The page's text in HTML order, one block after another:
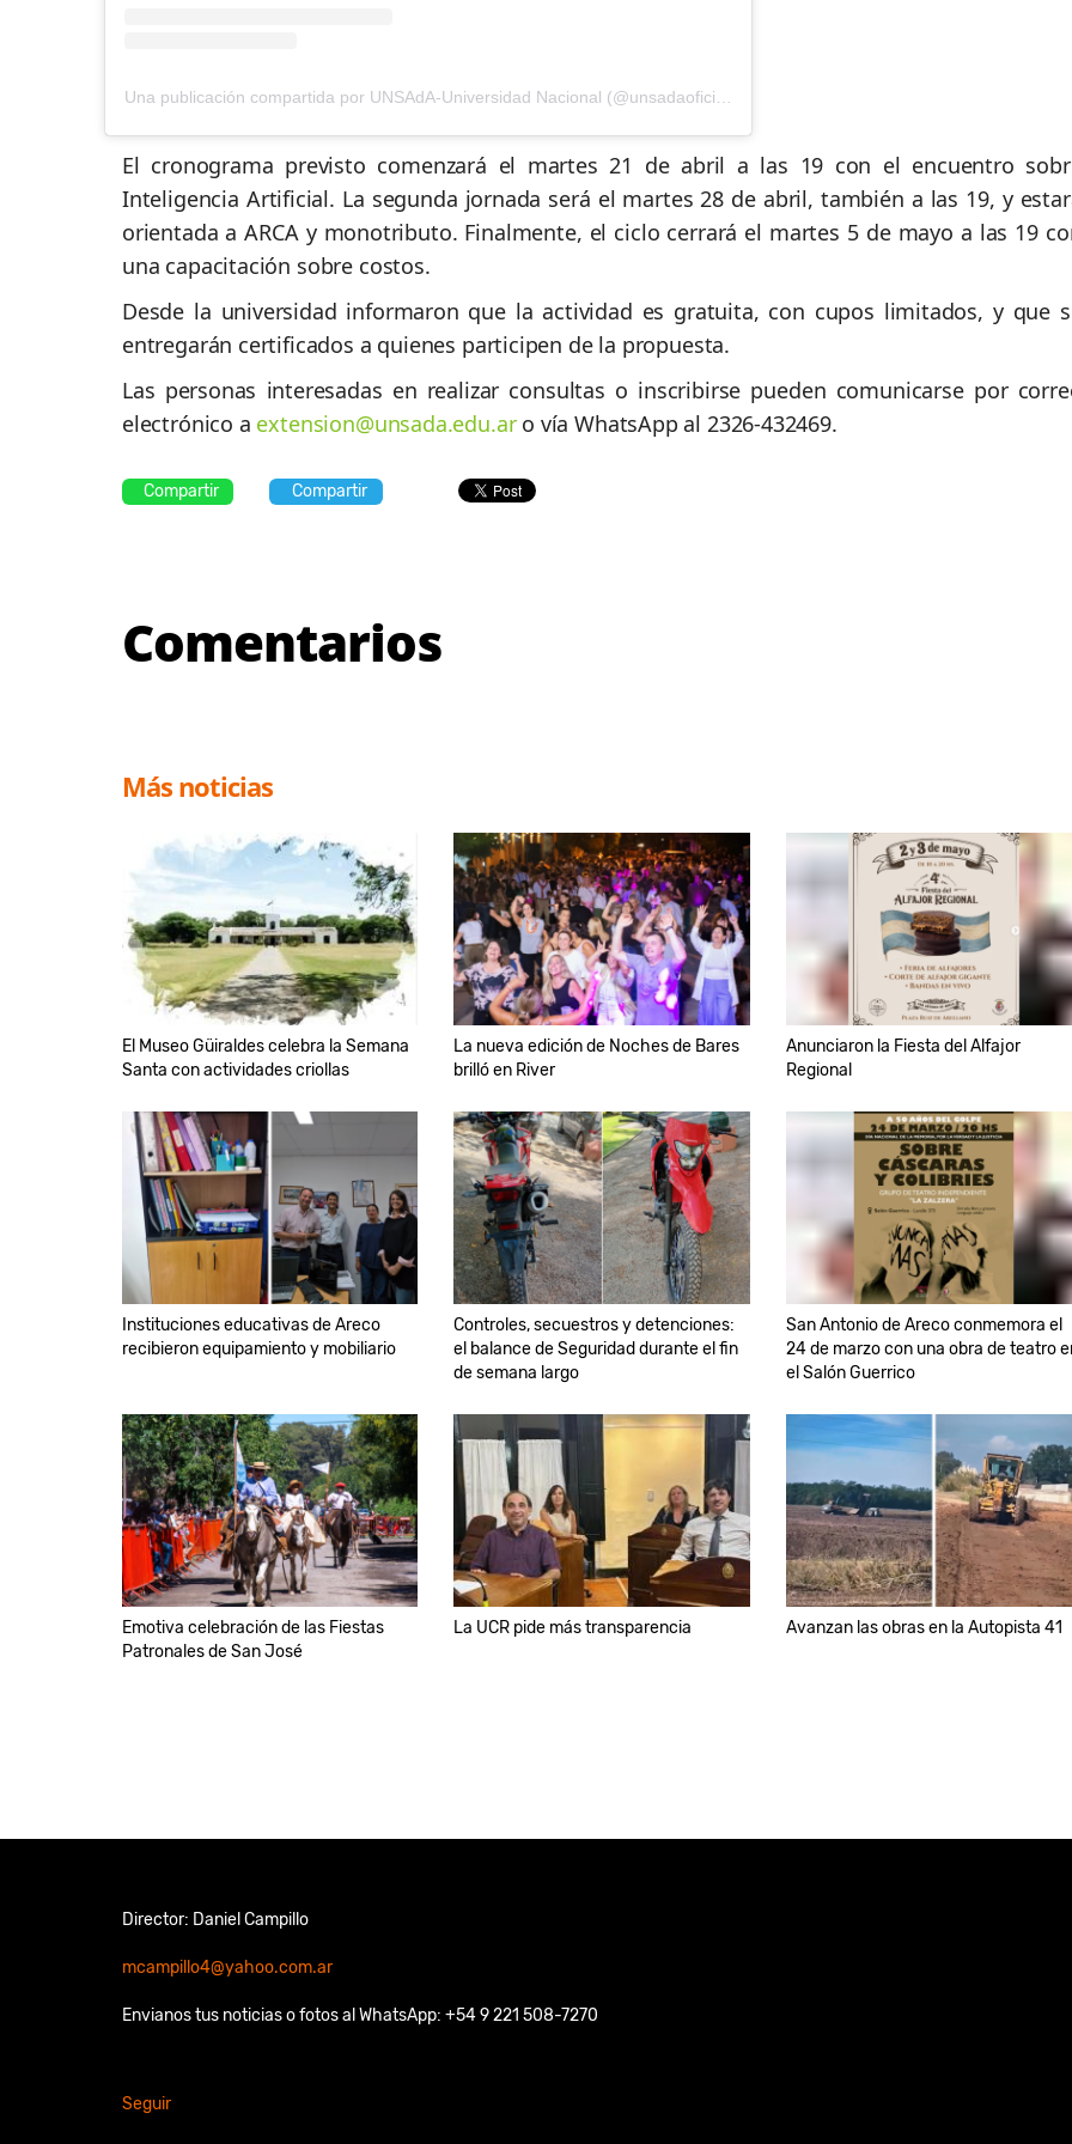
Una publicación compartida por UNSAdA-Universidad Nacional (@unsadaoficial)
El cronograma previsto comenzará el martes 21 de abril a las 19 con el encuentro
Inteligencia Artificial. La segunda jornada será el martes 28 de abril, también a las 19, y
orientada a ARCA y monotributo. Finalmente, el ciclo cerrará el martes 5 de mayo a las 19
una capacitación sobre costos.
Desde la universidad informaron que la actividad es gratuita, con cupos limitados, y que
entregarán certificados a quienes participen de la propuesta.
Las personas interesadas en realizar consultas o inscribirse pueden comunicarse por
electrónico a extension@unsada.edu.aro vía WhatsApp al 2326-432469.
Compartir Compartir
Comentarios
Más noticias
El Museo Güiraldes celebra la Semana
Santa con actividades criollas
La nueva edición de Noches de Bares
brilló en River
Anunciaron la Fiesta del Alfajor
Regional
Instituciones educativas de Areco
recibieron equipamiento y mobiliario
Controles, secuestros y detenciones:
el balance de Seguridad durante el fin
de semana largo
San Antonio de Areco conmemora el
24 de marzo con una obra de teatro
el Salón Guerrico
Emotiva celebración de las Fiestas
Patronales de San José
La UCR pide más transparencia Avanzan las obras en la Autopista 41
Director: Daniel Campillo
mcampillo4@yahoo.com.ar
Envianos tus noticias o fotos al WhatsApp: +54 9 221 508-7270
Seguir